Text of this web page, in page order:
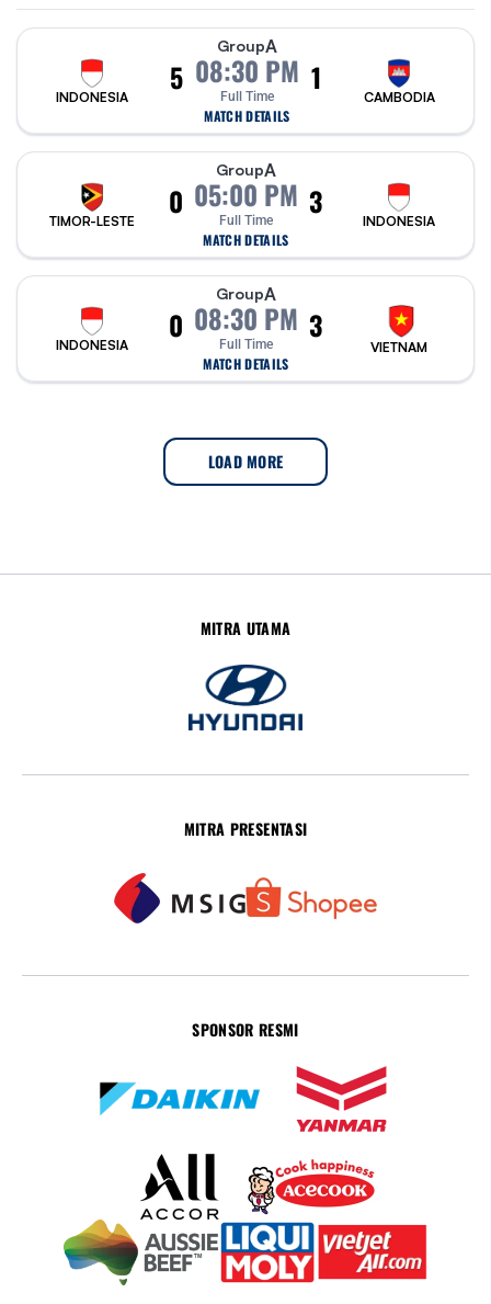
INDONESIA
5
GroupA
08:30 PM
Full Time
MATCH DETAILS
1
CAMBODIA
TIMOR-LESTE
0
GroupA
05:00 PM
Full Time
MATCH DETAILS
3
INDONESIA
INDONESIA
0
GroupA
08:30 PM
Full Time
MATCH DETAILS
3
VIETNAM
LOAD MORE
MITRA UTAMA
MITRA PRESENTASI
SPONSOR RESMI